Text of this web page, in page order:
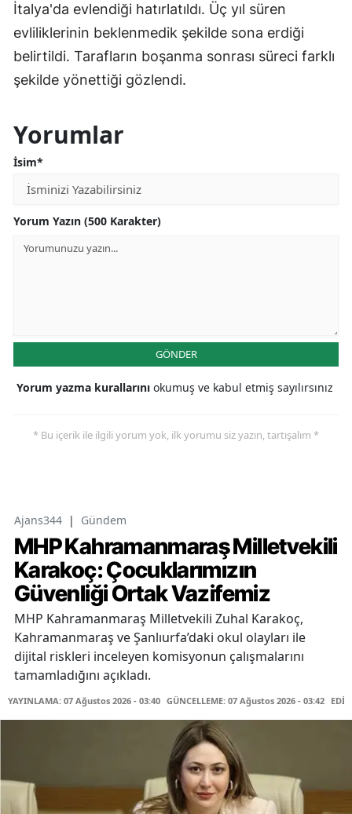
İtalya'da evlendiği hatırlatıldı. Üç yıl süren
evliliklerinin beklenmedik şekilde sona erdiği
belirtildi. Tarafların boşanma sonrası süreci farklı
şekilde yönettiği gözlendi.
Yorumlar
İsim*
Yorum Yazın (500 Karakter)
GÖNDER
Yorum yazma kurallarını okumuş ve kabul etmiş sayılırsınız
* Bu içerik ile ilgili yorum yok, ilk yorumu siz yazın, tartışalım *
Ajans344 | Gündem
MHP Kahramanmaraş Milletvekili
Karakoç: Çocuklarımızın
Güvenliği Ortak Vazifemiz
MHP Kahramanmaraş Milletvekili Zuhal Karakoç,
Kahramanmaraş ve Şanlıurfa’daki okul olayları ile
dijital riskleri inceleyen komisyonun çalışmalarını
tamamladığını açıkladı.
YAYINLAMA: 07 Ağustos 2026 - 03:40 GÜNCELLEME: 07 Ağustos 2026 - 03:42